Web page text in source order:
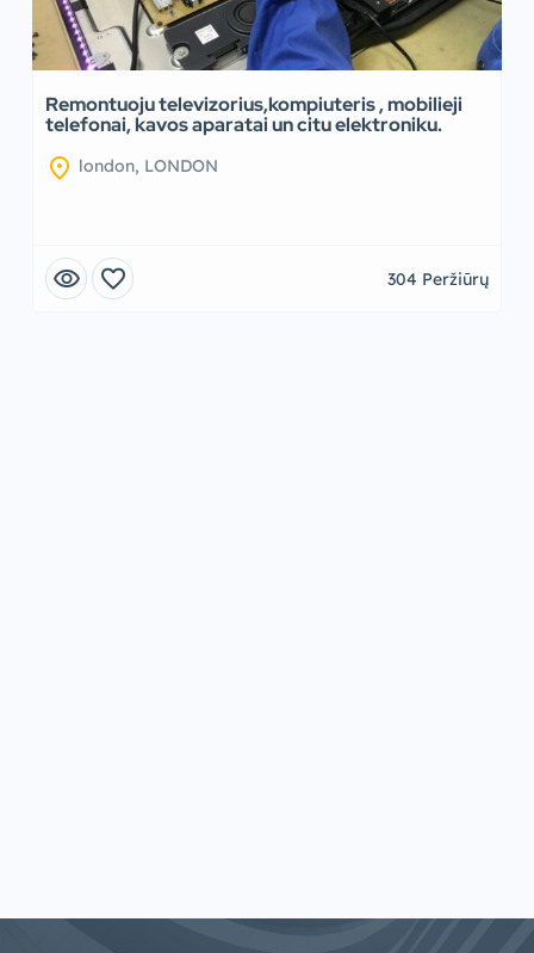
Remontuoju televizorius,kompiuteris , mobilieji
telefonai, kavos aparatai un citu elektroniku.
location_on london, LONDON
visibility favorite 304 Peržiūrų